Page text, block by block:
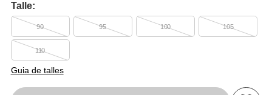
Talle:
Guia de talles
90 95 100 105
110